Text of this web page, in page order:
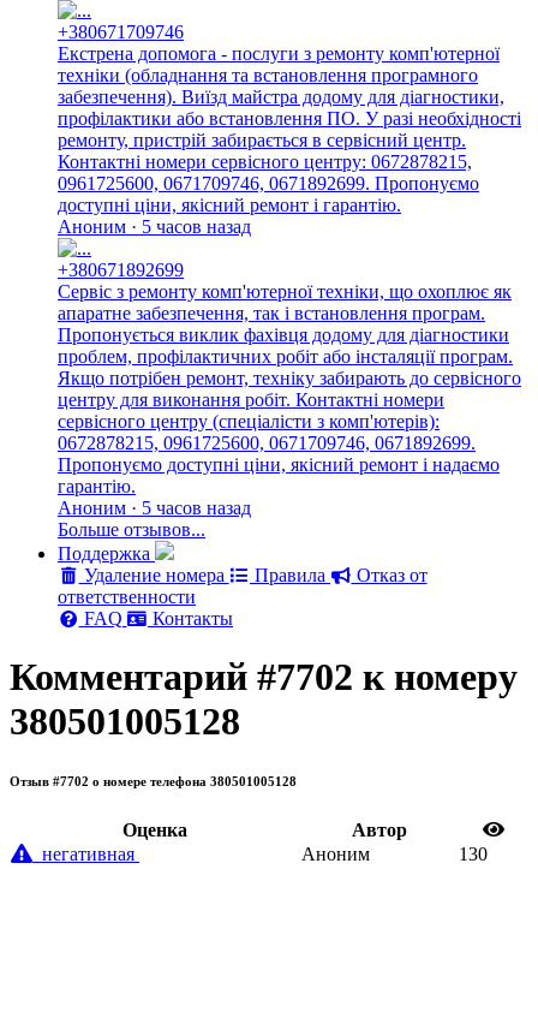
+380671709746
Екстрена допомога - послуги з ремонту комп'ютерної
техніки (обладнання та встановлення програмного
забезпечення). Виїзд майстра додому для діагностики,
профілактики або встановлення ПО. У разі необхідності
ремонту, пристрій забирається в сервісний центр.
Контактні номери сервісного центру: 0672878215,
0961725600, 0671709746, 0671892699. Пропонуємо
доступні ціни, якісний ремонт і гарантію.
Аноним · 5 часов назад
+380671892699
Сервіс з ремонту комп'ютерної техніки, що охоплює як
апаратне забезпечення, так і встановлення програм.
Пропонується виклик фахівця додому для діагностики
проблем, профілактичних робіт або інсталяції програм.
Якщо потрібен ремонт, техніку забирають до сервісного
центру для виконання робіт. Контактні номери
сервісного центру (спеціалісти з комп'ютерів):
0672878215, 0961725600, 0671709746, 0671892699.
Пропонуємо доступні ціни, якісний ремонт і надаємо
гарантію.
Аноним · 5 часов назад
Больше отзывов...
Поддержка
Удаление номера
Правила
Отказ от
ответственности
FAQ
Контакты
Комментарий #7702 к номеру
380501005128
Отзыв #7702 о номере телефона 380501005128
Oценка
Автор
негативная
Аноним 130